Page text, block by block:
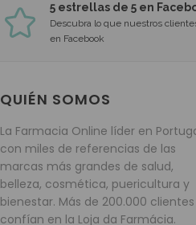
5 estrellas de 5 en
Descubra lo que nuestros
en Facebook
QUIÉN SOMOS
La Farmacia Online líder en
con miles de referencias de las
marcas más grandes de salud,
belleza, cosmética, puericultura y
bienestar. Más de 200.000 clientes
confían en la Loja da Farmácia.